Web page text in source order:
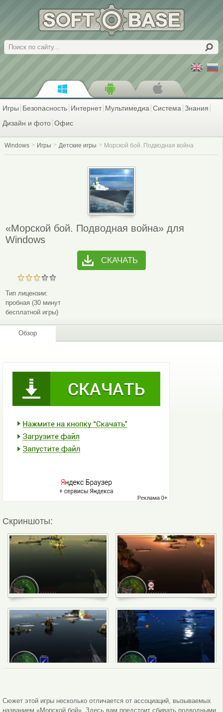
Поиск
Игры Безопасность Интернет Мультимедиа Система Знания
Дизайн и фото Офис
Windows Игры Детские игры Морской бой. Подводная война
«Морской бой. Подводная война» для
Windows
СКАЧАТЬ
Тип лицензии:
пробная (30 минут
бесплатной игры)
Обзор
Скриншоты:
Сюжет этой игры несколько отличается от ассоциаций, вызываемых
названием «Морской бой». Здесь вам предстоит сбивать подводными